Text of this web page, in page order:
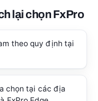
lại chọn FxPro
theo quy định tại
chọn tại các địa